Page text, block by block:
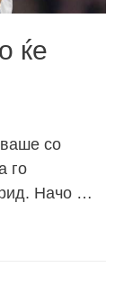
ќе
со
го
Начо …